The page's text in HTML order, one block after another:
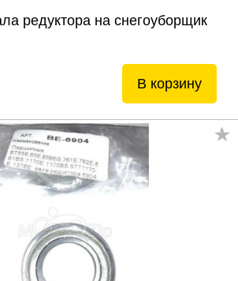
редуктора на снегоуборщик
В корзину